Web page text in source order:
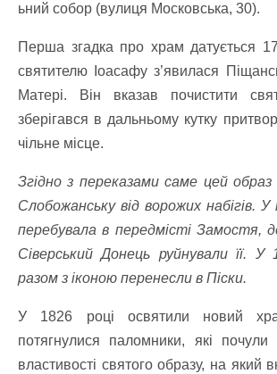
ьний собор (вулиця Московська, 30).
Перша згадка про храм датується
святителю Іоасафу з’явилася
Матері. Він вказав почистити
зберігався в дальньому кутку
чільне місце.
Згідно з переказами саме цей образ
Слобожанську від ворожих набігів.
перебувала в передмісті Замостя,
Сіверський Донець руйнували її. У
разом з іконою перенесли в Піски.
У 1826 році освятили новий
потягнулися паломники, які почули
властивості святого образу, на який